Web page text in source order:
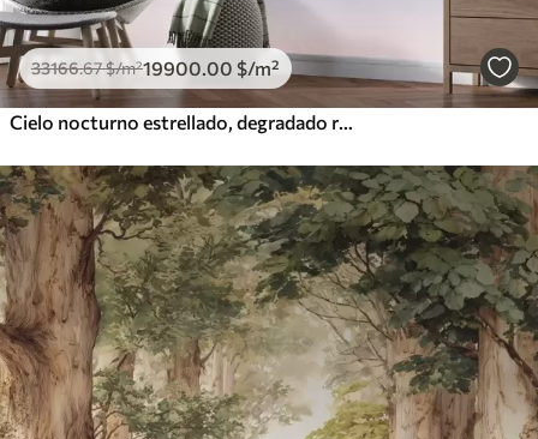
33166.67$/m²19900 .00 $/m²